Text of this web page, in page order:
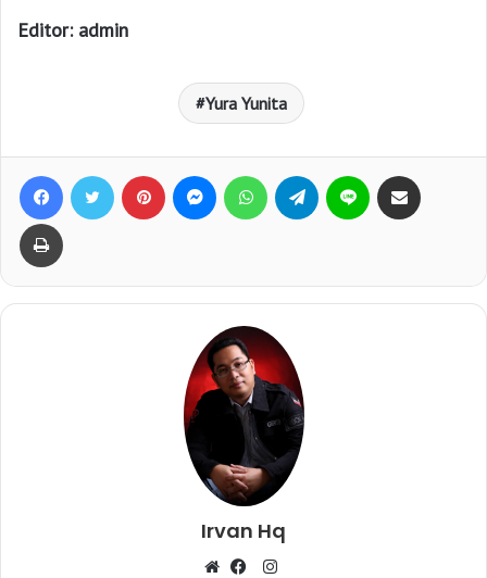
Editor: admin
Yura Yunita
Irvan Hq
I